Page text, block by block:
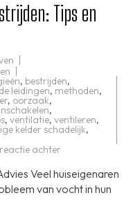
Tips en
, bestrijden,
leidingen, methoden,
, oorzaak,
,
, ventilatie, ventileren,
kelder schadelijk,
achter
vocht
in
kelder
bestrijden:
Veel huiseigenaren
van vocht in hun